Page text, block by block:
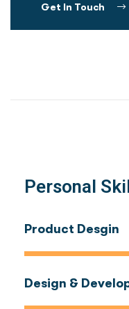
Get In Touch
Personal
Product Desgin
Design &